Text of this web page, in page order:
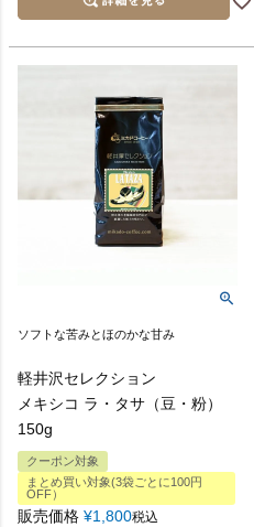
ソフトな苦みとほのかな甘み
軽井沢セレクション
メキシコ ラ・タサ（豆・粉）
150g
クーポン対象
まとめ買い対象(3袋ごとに100円
OFF）
販売価格 ¥1,800税込